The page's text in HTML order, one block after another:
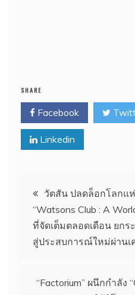
SHARE
Facebook
Linkedin
แนะแนว
เรื่อง
วัตสัน ปลดล็อกโลกแ
“Watsons Club : A
ที่จัดเต็มตลอดเดือน ยก
สู่ประสบการณ์ใหม่ผ่าน
“Factorium” ผนึกกำลัง